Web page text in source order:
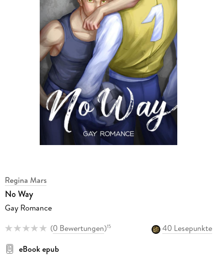
Regina Mars
No Way
Gay Romance
(0 Bewertungen)15
40 Lesepunkte
eBook epub